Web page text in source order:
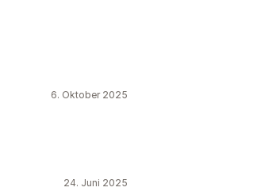
6. Oktober 2025
24. Juni 2025